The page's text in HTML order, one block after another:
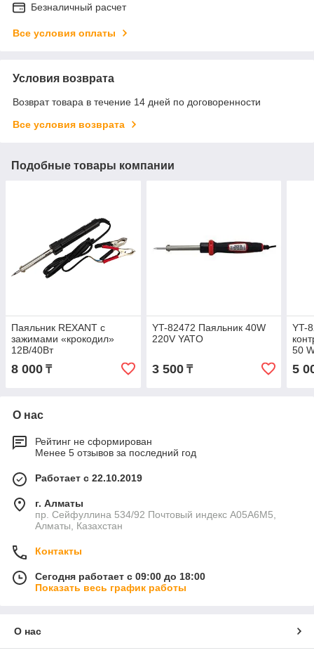
Безналичный расчет
Все условия оплаты
Условия возврата
Возврат товара в течение 14 дней по договоренности
Все условия возврата
Подобные товары компании
Паяльник REXANT с
зажимами «крокодил»
12В/40Вт
8 000 ₸
YT-82472 Паяльник 40W
220V YATO
3 500₸
YT-
50
5
О нас
Рейтинг не сформирован
Менее 5 отзывов за последний год
Работает с 22.10.2019
г. Алматы
пр. Сейфуллина 534/92 Почтовый индекс A05A6M5,
Алматы, Казахстан
Контакты
Сегодня работает с 09:00 до 18:00
Показать весь график работы
О нас